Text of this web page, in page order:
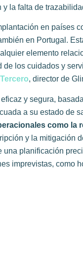
la falta de
en países
en Portugal.
elemento
los cuidados y
, director de
y segura,
a su estado de
como
y la mitigación
una planificación
imprevistas, como